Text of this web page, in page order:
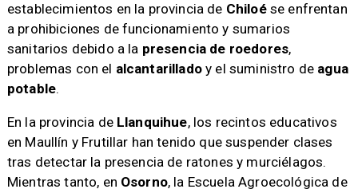
establecimientos en la provincia de Chiloése enfrentan
a prohibiciones de funcionamiento y sumarios
sanitarios debido a la presencia de roedores,
problemas con el alcantarilladoy el suministro de agua
potable.
En la provincia de Llanquihue, los recintos educativos
en Maullín y Frutillar han tenido que suspender clases
tras detectar la presencia de ratones y murciélagos.
Mientras tanto, en Osorno, la Escuela Agroecológica de